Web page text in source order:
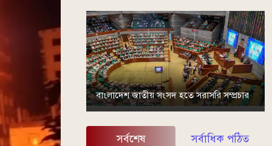
বাংলাদেশ জাতীয় সংসদ হতে সরাসরি সম্প্রচার
সর্বশেষ সর্বাধিক পঠিত